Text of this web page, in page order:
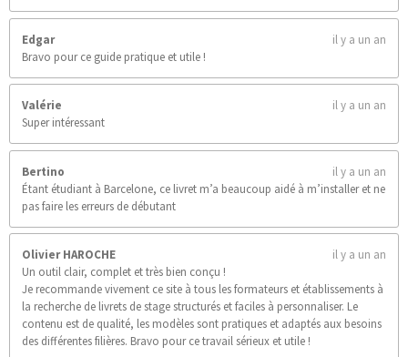
Edgar
il y a un an
Bravo pour ce guide pratique et utile !
Valérie
il y a un an
Super intéressant
Bertino
il y a un an
Étant étudiant à Barcelone, ce livret m’a beaucoup aidé à m’installer et ne
pas faire les erreurs de débutant
Olivier HAROCHE
il y a un an
Un outil clair, complet et très bien conçu !
Je recommande vivement ce site à tous les formateurs et établissements à
la recherche de livrets de stage structurés et faciles à personnaliser. Le
contenu est de qualité, les modèles sont pratiques et adaptés aux besoins
des différentes filières. Bravo pour ce travail sérieux et utile !